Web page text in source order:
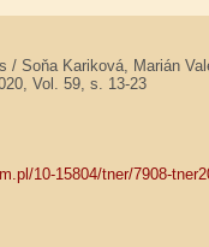
/ Soňa Kariková, Marián
Vol. 59, s. 13-23
10-15804/tner/7908-